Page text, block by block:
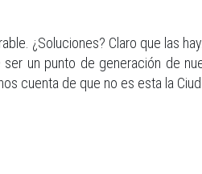
¿Soluciones? Claro que las
ser un punto de generación de
cuenta de que no es esta la